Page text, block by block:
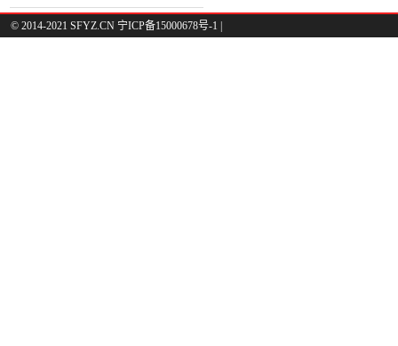
© 2014-2021 SFYZ.CN 宁ICP备15000678号-1 |